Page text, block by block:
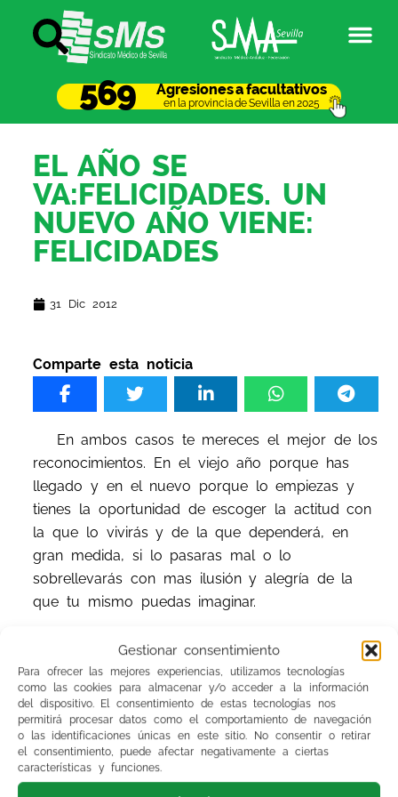
Gestionar consentimiento
Para ofrecer las mejores experiencias, utilizamos tecnologías
como las cookies para almacenar y/o acceder a la información
del dispositivo. El consentimiento de estas tecnologías nos
permitirá procesar datos como el comportamiento de navegación
o las identificaciones únicas en este sitio. No consentir o retirar
el consentimiento, puede afectar negativamente a ciertas
características y funciones.
Agresiones a facultativos
en la provincia de Sevilla en 2025
569
EL AÑO SE
VA:FELICIDADES. UN
NUEVO AÑO VIENE:
FELICIDADES
31 Dic 2012
Comparte esta noticia
En ambos casos te mereces el mejor de los
reconocimientos. En el viejo año porque has
llegado y en el nuevo porque lo empiezas y
tienes la oportunidad de escoger la actitud con
la que lo vivirás y de la que dependerá, en
gran medida, si lo pasaras mal o lo
sobrellevarás con mas ilusión y alegría de la
que tu mismo puedas imaginar.
Porque, recordando a EPICTETO:
Las cosas
en sí no nos lastiman, ni entorpecen nuestra
vida. Tampoco los demás lo hacen. Pero la
forma como las percibimos es otro asunto; son
nuestras actitudes y reacciones las que nos
causan problemas.